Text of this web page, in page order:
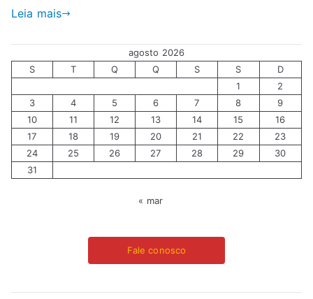
Leia mais
agosto 2026
S
T Q Q S S
D
1
2
3
4 5 6 7 8
9
10
11 12 13 14 15
16
17
18 19 20 21 22
23
24
25 26 27 28 29
30
31
« mar
Fale conosco